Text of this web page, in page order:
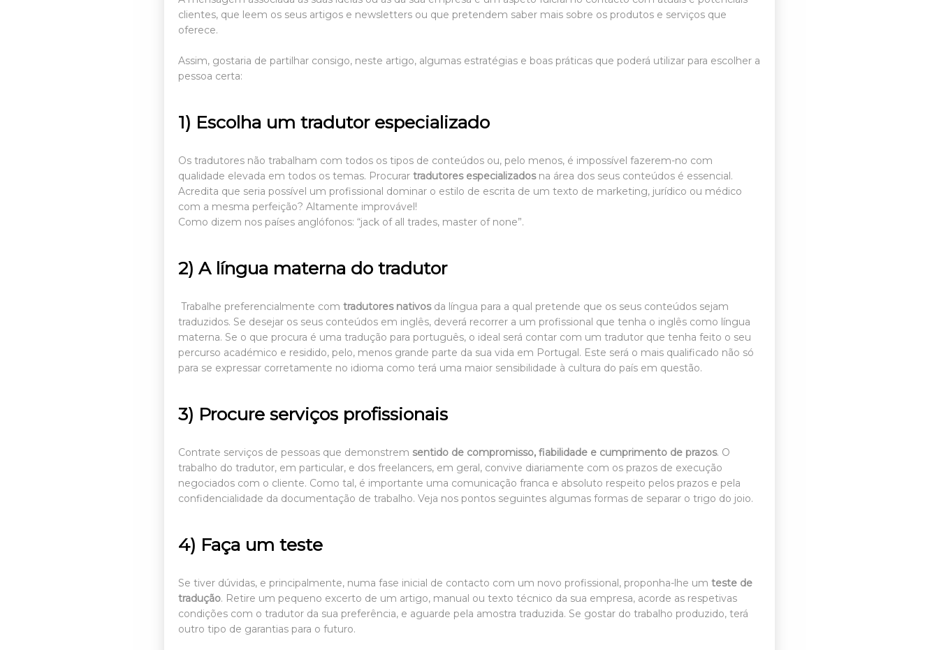
clientes, que leem os seus artigos e newsletters ou que pretendem saber mais sobre os produtos e serviços que
oferece.
Assim, gostaria de partilhar consigo, neste artigo, algumas estratégias e boas práticas que poderá utilizar para escolher a
pessoa certa:
1) Escolha um tradutor especializado
Os tradutores não trabalham com todos os tipos de conteúdos ou, pelo menos, é impossível fazerem-no com
qualidade elevada em todos os temas. Procurartradutores especializadosna área dos seus conteúdos é essencial.
Acredita que seria possível um profissional dominar o estilo de escrita de um texto de marketing, jurídico ou médico
com a mesma perfeição? Altamente improvável!
Como dizem nos países anglófonos: “jack of all trades, master of none”.
2) A língua materna do tradutor
Trabalhe preferencialmente comtradutores nativosda língua para a qual pretende que os seus conteúdos sejam
traduzidos. Se desejar os seus conteúdos em inglês, deverá recorrer a um profissional que tenha o inglês como língua
materna. Se o que procura é uma tradução para português, o ideal será contar com um tradutor que tenha feito o seu
percurso académico e residido, pelo, menos grande parte da sua vida em Portugal. Este será o mais qualificado não só
para se expressar corretamente no idioma como terá uma maior sensibilidade à cultura do país em questão.
3) Procure serviços profissionais
Contrate serviços de pessoas que demonstremsentido de compromisso, fiabilidade e cumprimento de prazos. O
trabalho do tradutor, em particular, e dosfreelancers, em geral, convive diariamente com os prazos de execução
negociados com o cliente. Como tal, é importante uma comunicação franca e absoluto respeito pelos prazos e pela
confidencialidade da documentação de trabalho. Veja nos pontos seguintes algumas formas de separar o trigo do joio.
4) Faça um teste
Se tiver dúvidas, e principalmente, numa fase inicial de contacto com um novo profissional, proponha-lhe umteste de
tradução. Retire um pequeno excerto de um artigo, manual ou texto técnico da sua empresa, acorde as respetivas
condições com o tradutor da sua preferência, e aguarde pela amostra traduzida. Se gostar do trabalho produzido, terá
outro tipo de garantias para o futuro.